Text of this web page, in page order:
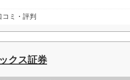
コミ・評判
クス証券